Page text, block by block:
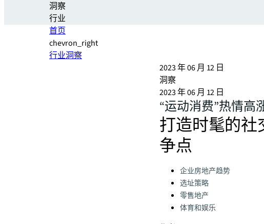
洞察
行业
首页
chevron_right
行业洞察
2023 年 06 月 12 日
洞察
2023 年 06 月 12 日
“运动消费”热情高
打造时髦的
争点
Categories:
企业房地产趋势
选址策略
零售地产
体育和娱乐